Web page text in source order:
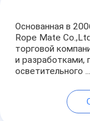
Основанная в
Rope Mate
торговой
и разработками,
осветительного ...